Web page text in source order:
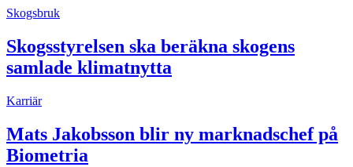
Skogsbruk
Skogsstyrelsen ska beräkna skogens
samlade klimatnytta
Karriär
Mats Jakobsson blir ny marknadschef på
Biometria